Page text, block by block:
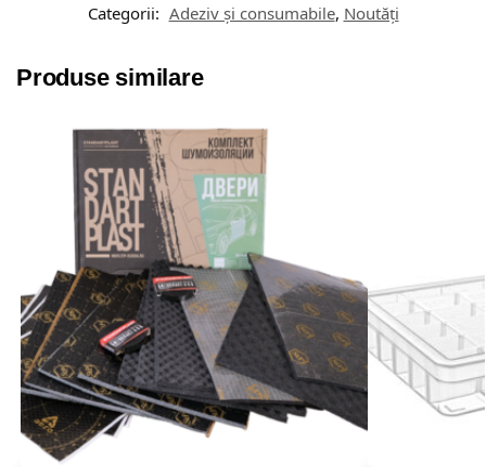
Categorii: Adeziv și consumabile, Noutăți
Produse similare